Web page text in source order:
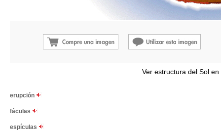
Ver estructura del Sol
erupción
fáculas
espículas